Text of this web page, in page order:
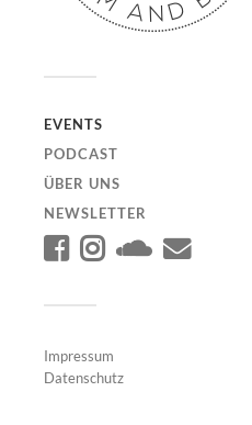
EVENTS
PODCAST
ÜBER UNS
NEWSLETTER
Impressum
Datenschutz